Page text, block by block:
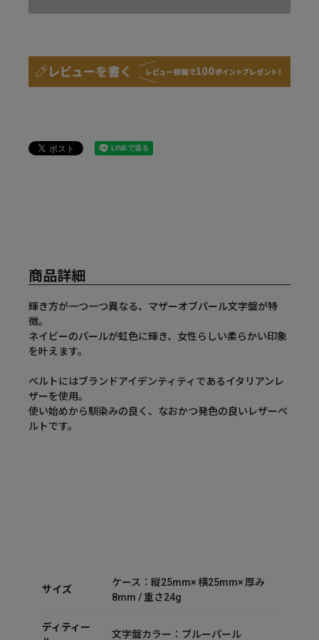
商品詳細
輝き方が一つ一つ異なる、マザーオブパール文字盤が特
徴。
ネイビーのパールが虹色に輝き、女性らしい柔らかい印象
を叶えます。
ベルトにはブランドアイデンティティであるイタリアンレ
ザーを使用。
使い始めから馴染みの良く、なおかつ発色の良いレザーベ
ルトです。
サイズ
ケース：縦25mm× 横25mm× 厚み
8mm / 重さ24g
ディティー
文字盤カラー：ブルーパール